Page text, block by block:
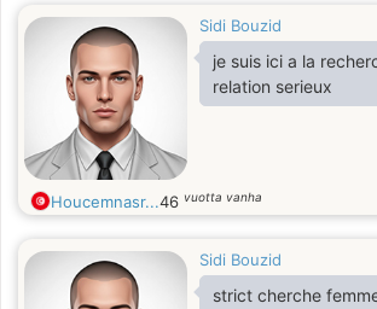
Sidi Bouzid
je suis ici a la
relation serieux
Houcemnasr...46 vuotta vanha
Sidi Bouzid
strict cherche